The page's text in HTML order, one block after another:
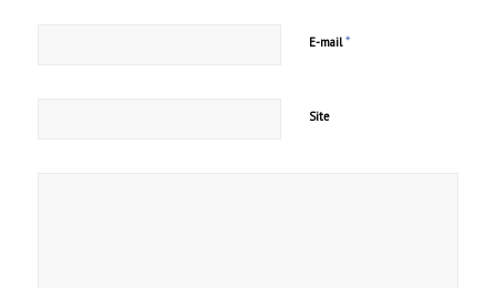
E-mail*
Site